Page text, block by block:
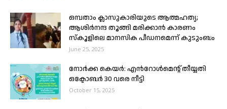
ഒമ്പതാം ക്ലാസുകാരിയുടെ ആത്മഹത്യ;
ആശിർനന്ദ തൂങ്ങി മരിക്കാൻ കാരണം
സ്കൂളിലെ മാനസിക പീഡനമെന്ന് കുടുംബം
June 25, 2025
നോര്‍ക്ക കെയര്‍: എൻറോൾമെന്റ് തീയ്യതി
ഒക്ടോബര്‍ 30 വരെ നീട്ടി
October 15, 2025